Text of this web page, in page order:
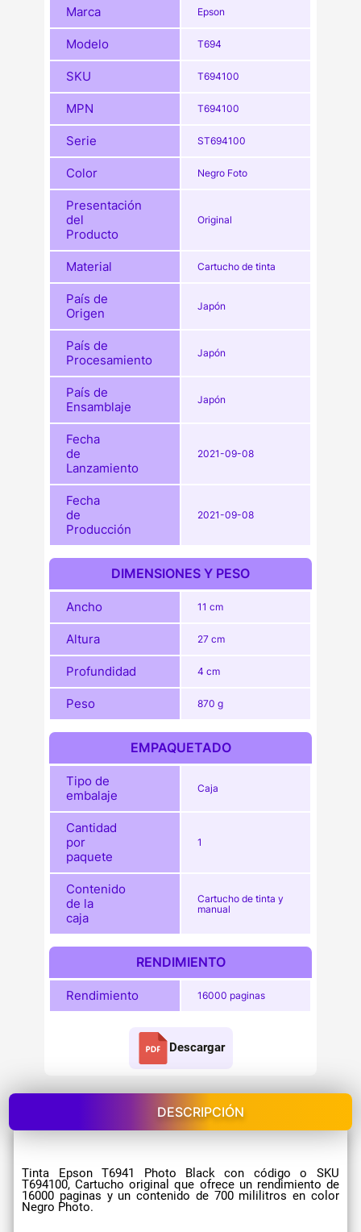
Marca Epson
Modelo T694
SKU T694100
MPN T694100
Serie ST694100
Color Negro Foto
Presentación
del
Producto
Original
Material Cartucho de tinta
País de
Origen
Japón
País de
Procesamiento
Japón
País de
Ensamblaje
Japón
Fecha
de
Lanzamiento
2021-09-08
Fecha
de
Producción
2021-09-08
DIMENSIONES Y PESO
Ancho 11 cm
Altura 27 cm
Profundidad 4 cm
Peso 870 g
EMPAQUETADO
Tipo de
embalaje
Caja
Cantidad
por
paquete
1
Contenido
de la
caja
Cartucho de tinta y
manual
RENDIMIENTO
Rendimiento 16000 paginas
Descargar
DESCRIPCIÓN
Tinta Epson T6941 Photo Black con código o SKU
T694100, Cartucho original que ofrece un rendimiento de
16000 paginas y un contenido de 700 mililitros en color
Negro Photo.